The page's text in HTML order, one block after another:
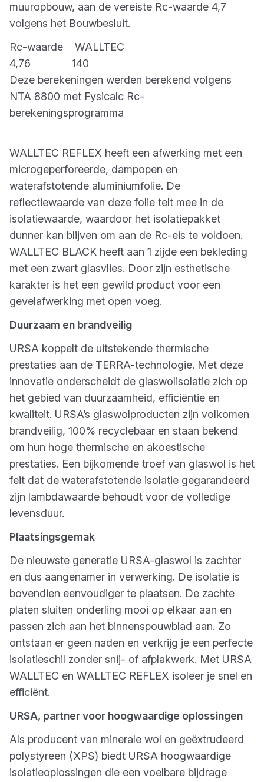
muuropbouw, aan de vereiste Rc-waarde 4,7
volgens het Bouwbesluit.
Rc-waarde WALLTEC
4,76 140
Deze berekeningen werden berekend volgens
NTA 8800 met Fysicalc Rc-
berekeningsprogramma
WALLTEC REFLEX heeft een afwerking met een
microgeperforeerde, dampopen en
waterafstotende aluminiumfolie. De
reflectiewaarde van deze folie telt mee in de
isolatiewaarde, waardoor het isolatiepakket
dunner kan blijven om aan de Rc-eis te voldoen.
WALLTEC BLACK heeft aan 1 zijde een bekleding
met een zwart glasvlies. Door zijn esthetische
karakter is het een gewild product voor een
gevelafwerking met open voeg.
Duurzaam en brandveilig
URSA koppelt de uitstekende thermische
prestaties aan de TERRA-technologie. Met deze
innovatie onderscheidt de glaswolisolatie zich op
het gebied van duurzaamheid, efficiëntie en
kwaliteit. URSA’s glaswolproducten zijn volkomen
brandveilig, 100% recyclebaar en staan bekend
om hun hoge thermische en akoestische
prestaties. Een bijkomende troef van glaswol is het
feit dat de waterafstotende isolatie gegarandeerd
zijn lambdawaarde behoudt voor de volledige
levensduur.
Plaatsingsgemak
De nieuwste generatie URSA-glaswol is zachter
en dus aangenamer in verwerking. De isolatie is
bovendien eenvoudiger te plaatsen. De zachte
platen sluiten onderling mooi op elkaar aan en
passen zich aan het binnenspouwblad aan. Zo
ontstaan er geen naden en verkrijg je een perfecte
isolatieschil zonder snij- of afplakwerk. Met URSA
WALLTEC en WALLTEC REFLEX isoleer je snel en
efficiënt.
URSA, partner voor hoogwaardige oplossingen
Als producent van minerale wol en geëxtrudeerd
polystyreen (XPS) biedt URSA hoogwaardige
isolatieoplossingen die een voelbare bijdrage